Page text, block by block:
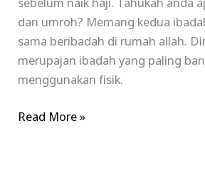
sebelum naik haji. Tahukah anda
dan umroh? Memang kedua
sama beribadah di rumah allah.
merupajan ibadah yang paling
menggunakan fisik.
Read More »